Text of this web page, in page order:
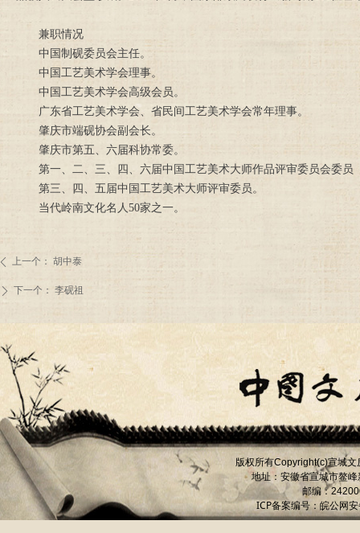
上一个： 胡中泰
ꄲ 下一个： 李砚祖
兼职情况
中国制砚委员会主任。
中国工艺美术学会理事。
中国工艺美术学会高级会员。
广东省工艺美术学会、省民间工艺美术学会常年理事。
肇庆市端砚协会副会长。
肇庆市第五、六届科协常委。
第一、二、三、四、六届中国工艺美术大师作品评审委员会委员
第三、四、五届中国工艺美术大师评审委员。
当代岭南文化名人50家之一。
版权所有Copyright(c)宣城文
地址：安徽省宣城市鳌峰
邮编：
ICP备案编号： 皖公网